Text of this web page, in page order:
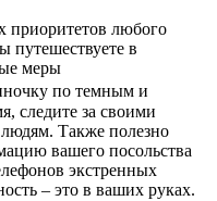
приоритетов любого
путешествуете в
меры
по темным и
следите за своими
Также полезно
вашего посольства
экстренных
– это в ваших руках.